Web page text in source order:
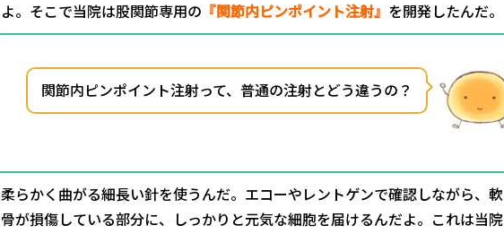
よ。そこで当院は股関節専用の 『関節内ピンポイント注射』 を開発したんだ。
関節内ピンポイント注射って、普通の注射とどう違うの？
柔らかく曲がる細長い針を使うんだ。エコーやレントゲンで確認しながら、軟
骨が損傷している部分に、しっかりと元気な細胞を届けるんだよ。これは当院